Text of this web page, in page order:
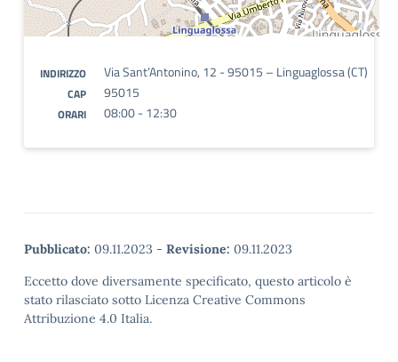
INDIRIZZO Via Sant’Antonino, 12 - 95015 – Linguaglossa (CT)
CAP 95015
ORARI 08:00 - 12:30
Pubblicato: 09.11.2023 - Revisione: 09.11.2023
Eccetto dove diversamente specificato, questo articolo è
stato rilasciato sotto Licenza Creative Commons
Attribuzione 4.0 Italia.